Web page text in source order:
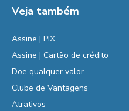
Veja também
Assine | PIX
Assine | Cartão de crédito
Doe qualquer valor
Clube de Vantagens
Atrativos